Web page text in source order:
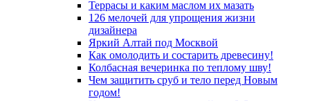
Террасы и каким маслом их мазать
126 мелочей для упрощения жизни
дизайнера
Яркий Алтай под Москвой
Как омолодить и состарить древесину!
Колбасная вечеринка по теплому шву!
Чем защитить сруб и тело перед Новым
годом!